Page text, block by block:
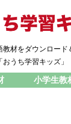
材をダウンロード
おうち学習キッズ」
小学生教